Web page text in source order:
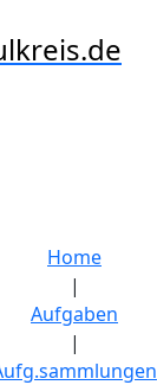
Home
|
Aufgaben
|